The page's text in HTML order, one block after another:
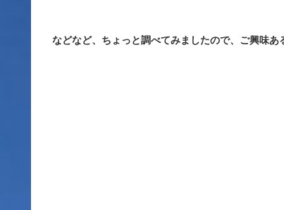
などなど、ちょっと調べてみましたので、ご興味あ